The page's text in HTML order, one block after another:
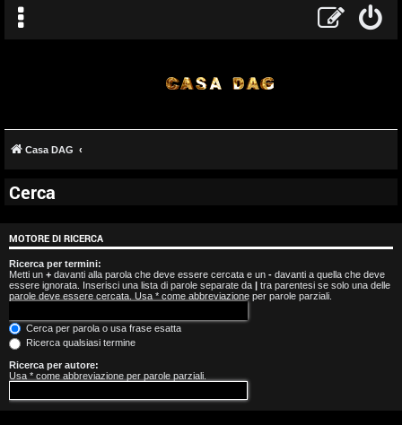
A
r
g
o
m
e
n
Casa DAG
Cerca
MOTORE DI RICERCA
Ricerca per termini:
Metti un + davanti alla parola che deve essere cercata e un - davanti a quella che deve
essere ignorata. Inserisci una lista di parole separate da | tra parentesi se solo una delle
parole deve essere cercata. Usa * come abbreviazione per parole parziali.
Cerca per parola o usa frase esatta
Ricerca qualsiasi termine
Ricerca per autore:
Usa * come abbreviazione per parole parziali.